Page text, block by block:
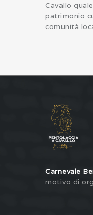
Cavallo
patrimonio
comunità
Carnevale
motivo di